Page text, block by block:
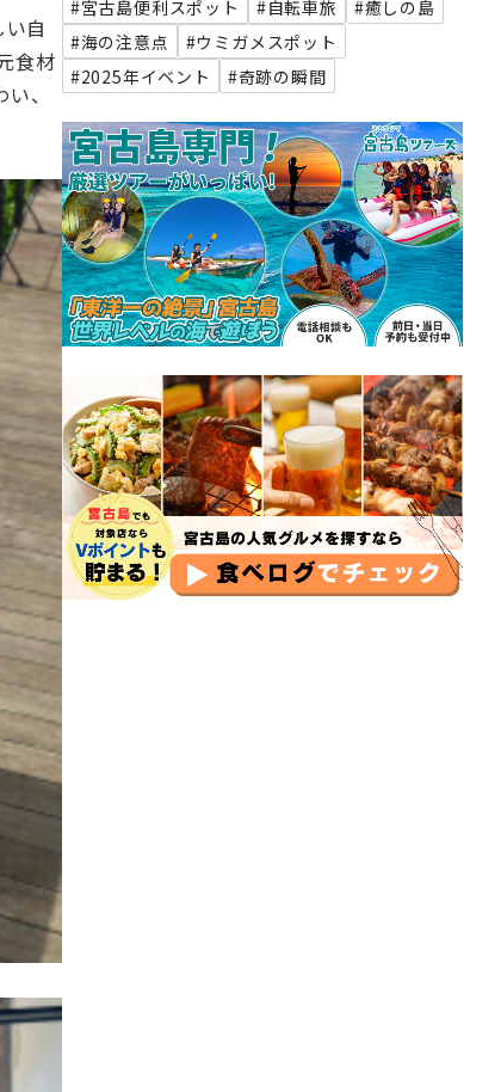
自
食材
、
#宮古島便利スポット
#自転車旅
#癒しの島
#海の注意点
#ウミガメスポット
#2025年イベント
#奇跡の瞬間